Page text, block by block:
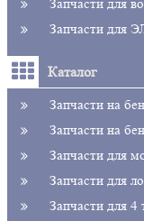
Запчасти для
Запчасти
Каталог
Запчасти на
Запчасти на
Запчасти для
Запчасти для
Запчасти для 4